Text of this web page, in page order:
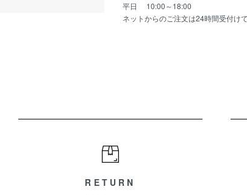
平日 10:00～18:00
ネットからのご注文は24時間受付け
RETURN